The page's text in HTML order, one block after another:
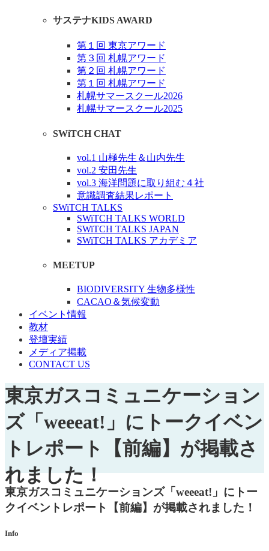
サステナKIDS AWARD
第１回 東京アワード
第３回 札幌アワード
第２回 札幌アワード
第１回 札幌アワード
札幌サマースクール2026
札幌サマースクール2025
SWiTCH CHAT
vol.1 山極先生＆山内先生
vol.2 安田先生
vol.3 海洋問題に取り組む４社
意識調査結果レポート
SWiTCH TALKS
SWiTCH TALKS WORLD
SWiTCH TALKS JAPAN
SWiTCH TALKS アカデミア
MEETUP
BIODIVERSITY 生物多様性
CACAO＆気候変動
イベント情報
教材
登壇実績
メディア掲載
CONTACT US
東京ガスコミュニケーション
ズ「weeeat!」にトークイベン
トレポート【前編】が掲載さ
れました！
東京ガスコミュニケーションズ「weeeat!」にトー
クイベントレポート【前編】が掲載されました！
Info